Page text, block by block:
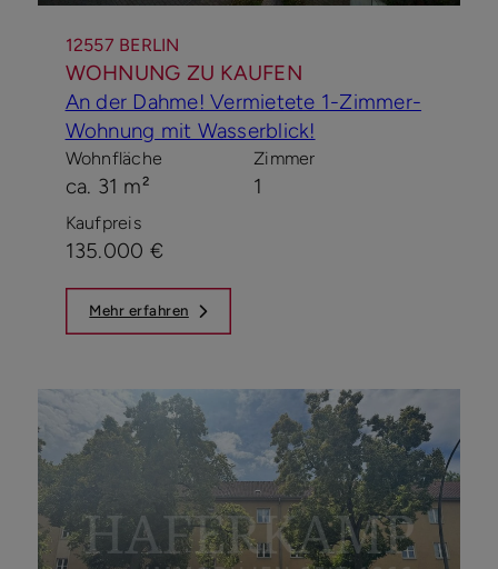
12557 BERLIN
WOHNUNG ZU KAUFEN
An der Dahme! Vermietete 1-Zimmer-
Wohnung mit Wasserblick!
Wohnfläche
ca. 31 m²
Zimmer
1
Kaufpreis
135.000 €
Mehr erfahren